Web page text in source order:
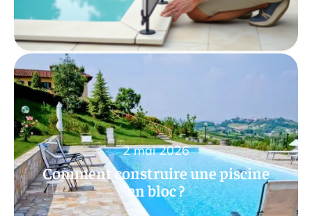
Comment construire une piscine
en bloc ?
2 mai 2026